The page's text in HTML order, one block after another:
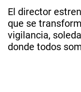
El director
que se
vigilancia,
donde todos